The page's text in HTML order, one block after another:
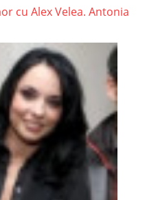
cu Alex Velea. Antonia